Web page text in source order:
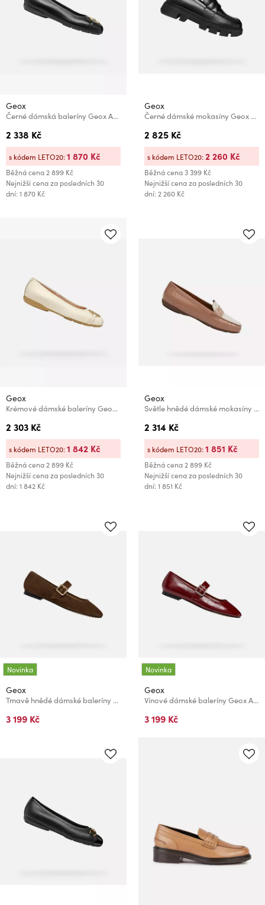
Geox
Černé dámská baleríny Geox Annytah
2 338 Kč
Běžná cena2 899 Kč
Nejnižší cena za posledních 30
dní: 1 870 Kč
s kódem LETO20:1 870 Kč
Geox
Černé dámské mokasíny Geox Vilde
2 825 Kč
Běžná cena3 399 Kč
Nejnižší cena za posledních 30
dní: 2 260 Kč
s kódem LETO20:2 260 Kč
Geox
Krémové dámské baleríny Geox Annytah
2 303 Kč
Běžná cena2 899 Kč
Nejnižší cena za posledních 30
dní: 1 842 Kč
s kódem LETO20:1 842 Kč
Geox
Světle hnědé dámské mokasíny Geox Annytah moc
2 314 Kč
Běžná cena2 899 Kč
Nejnižší cena za posledních 30
dní: 1 851 Kč
s kódem LETO20:1 851 Kč
Novinka
Geox
Tmavě hnědé dámské baleríny Geox Azlea
3 199 Kč
Novinka
Geox
Vínové dámské baleríny Geox Azlea
3 199 Kč